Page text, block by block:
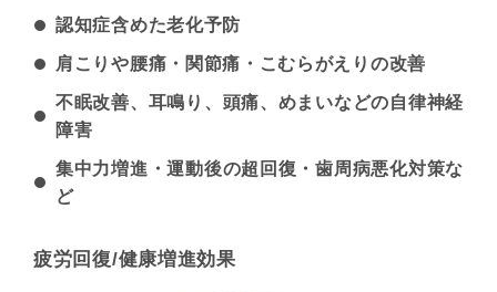
認知症含めた老化予防
肩こりや腰痛・関節痛・こむらがえりの改善
不眠改善、耳鳴り、頭痛、めまいなどの自律神経
障害
集中力増進・運動後の超回復・歯周病悪化対策な
ど
疲労回復/健康増進効果